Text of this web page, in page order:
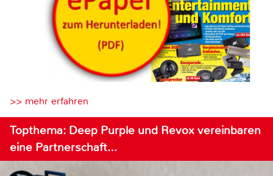
>> mehr erfahren
Topthema: Deep Purple und Revox vereinbaren
eine Partnerschaft…